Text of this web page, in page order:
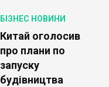
БІЗНЕС НОВИНИ
Китай оголосив
про плани по
запуску
будівництва